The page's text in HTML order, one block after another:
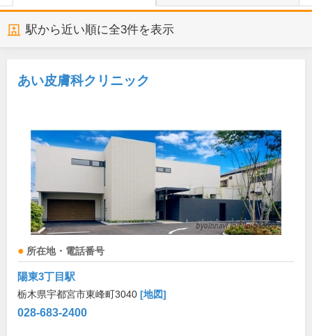
駅から近い順に全3件を表示
あい皮膚科クリニック
所在地・電話番号
陽東3丁目駅
栃木県宇都宮市東峰町3040 [地図]
028-683-2400